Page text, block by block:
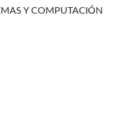
Y COMPUTACIÓN